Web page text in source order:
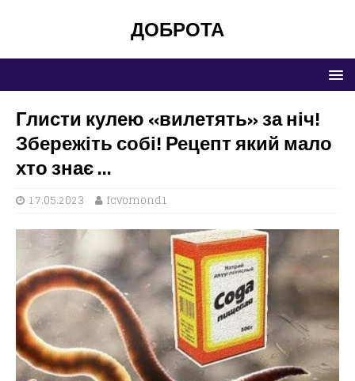
ДОБРОТА
Глисти кулею «вилетять» за ніч!
Збережіть собі! Рецепт який мало
хто знає …
17.05.2023 fcvomond1